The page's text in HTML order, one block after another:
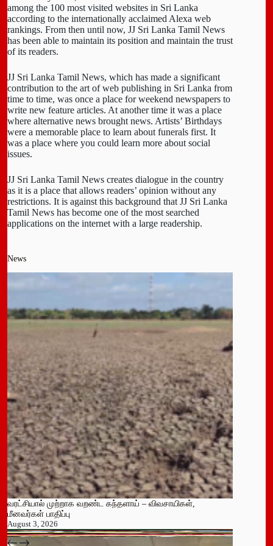
among the 100 most visited websites in Sri Lanka
according to the internationally acclaimed Alexa web
rankings. From then until now, JJ Sri Lanka Tamil News
has been able to maintain its position and maintain the trust
of its readers.
JJ Sri Lanka Tamil News, which has made a significant
contribution to the art of web publishing in Sri Lanka from
time to time, was once a place for weekend newspapers to
write new feature articles. At another time it was a place
where alternative news brought news. Artists’ Birthdays
were a memorable place to learn about funerals first. It
was a place where you could learn more about social
issues.
JJ Sri Lanka Tamil News creates dialogue in the country
as it is a place that allows readers’ opinion without any
restrictions. It is against this background that JJ Sri Lanka
Tamil News has become one of the most searched
applications on the internet with a large readership.
News
வரட்சியால் முற்றாக வறண்ட கந்தளாய் – விவசாயிகள்,
மீனவர்கள் பாதிப்பு
August 3, 2026
பதுளை மாநகர சபையின் NPP உறுப்பினர் திடீர் ராஜினாமா!